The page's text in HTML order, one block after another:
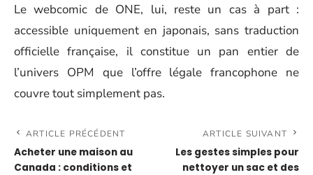
Le webcomic de ONE, lui, reste un cas à part :
accessible uniquement en japonais, sans traduction
officielle française, il constitue un pan entier de
l’univers OPM que l’offre légale francophone ne
couvre tout simplement pas.
ARTICLE PRÉCÉDENT
Acheter une maison au
Canada : conditions et
ARTICLE SUIVANT
Les gestes simples pour
nettoyer un sac et des